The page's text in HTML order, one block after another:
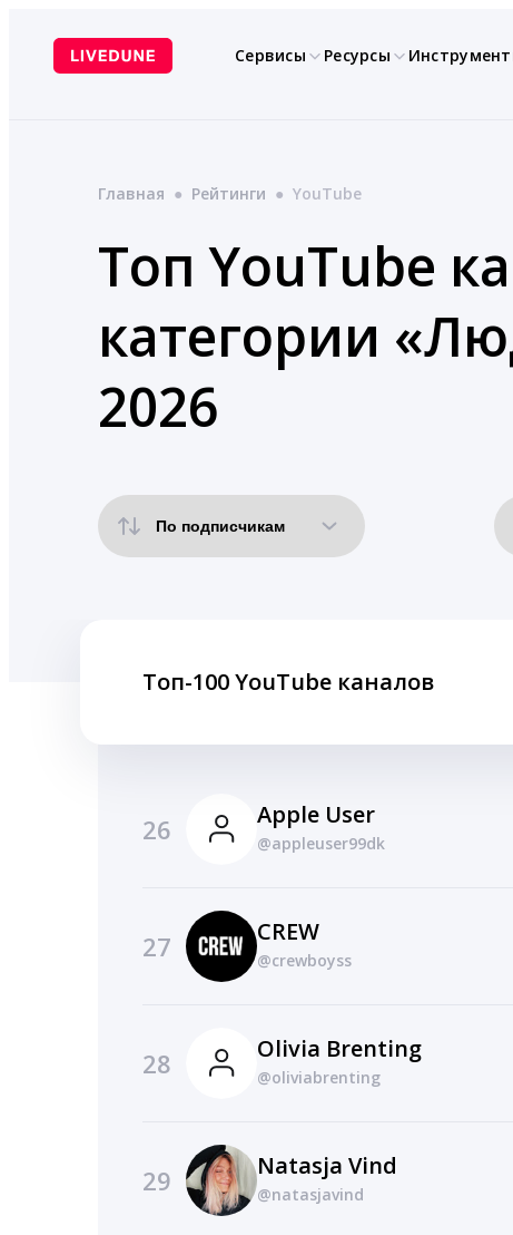
содержимому
Сервисы Ресурсы
Главная ● Рейтинги ● YouTube
Топ YouTube
категории
2026
Топ-100 YouTube каналов
26 Apple User
@appleuser99dk
27 CREW
@crewboyss
28 Olivia Brenting
@oliviabrenting
29 Natasja Vind
@natasjavind